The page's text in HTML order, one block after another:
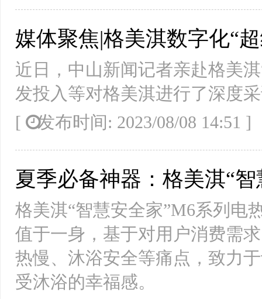
媒体聚焦|格美淇数字化“
近日，中山新闻记者亲赴格美
发投入等对格美淇进行了深度
[
发布时间: 2023/08/08
夏季必备神器：格美淇“
格美淇“智慧安全家”M6系列电
值于一身，基于对用户消费需
热慢、沐浴安全等痛点，致力
受沐浴的幸福感。